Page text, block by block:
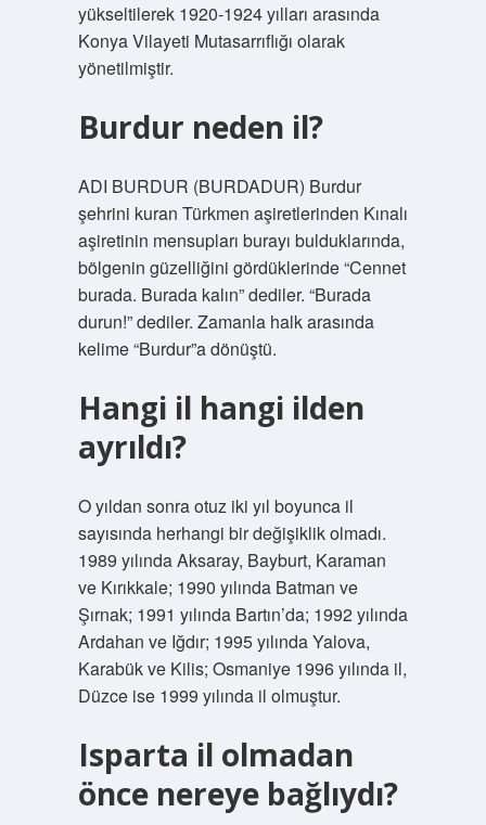
yükseltilerek 1920-1924 yılları arasında
Konya Vilayeti Mutasarrıflığı olarak
yönetilmiştir.
Burdur neden il?
ADI BURDUR (BURDADUR) Burdur
şehrini kuran Türkmen aşiretlerinden Kınalı
aşiretinin mensupları burayı bulduklarında,
bölgenin güzelliğini gördüklerinde “Cennet
burada. Burada kalın” dediler. “Burada
durun!” dediler. Zamanla halk arasında
kelime “Burdur”a dönüştü.
Hangi il hangi ilden
ayrıldı?
O yıldan sonra otuz iki yıl boyunca il
sayısında herhangi bir değişiklik olmadı.
1989 yılında Aksaray, Bayburt, Karaman
ve Kırıkkale; 1990 yılında Batman ve
Şırnak; 1991 yılında Bartın’da; 1992 yılında
Ardahan ve Iğdır; 1995 yılında Yalova,
Karabük ve Kilis; Osmaniye 1996 yılında il,
Düzce ise 1999 yılında il olmuştur.
Isparta il olmadan
önce nereye bağlıydı?